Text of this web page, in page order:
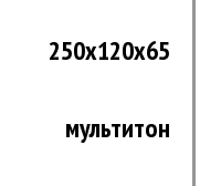
250x120x65
мультитон